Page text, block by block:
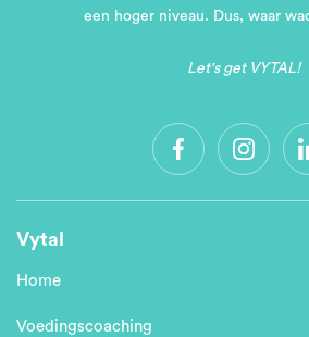
een hoger niveau. Dus, waar
Let's get VYTAL!
Vytal
Home
Voedingscoaching